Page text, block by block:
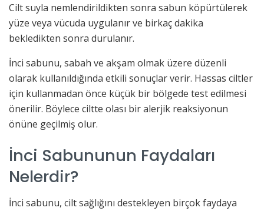
Cilt suyla nemlendirildikten sonra sabun köpürtülerek
yüze veya vücuda uygulanır ve birkaç dakika
bekledikten sonra durulanır.
İnci sabunu, sabah ve akşam olmak üzere düzenli
olarak kullanıldığında etkili sonuçlar verir. Hassas ciltler
için kullanmadan önce küçük bir bölgede test edilmesi
önerilir. Böylece ciltte olası bir alerjik reaksiyonun
önüne geçilmiş olur.
İnci Sabununun Faydaları
Nelerdir?
İnci sabunu, cilt sağlığını destekleyen birçok faydaya